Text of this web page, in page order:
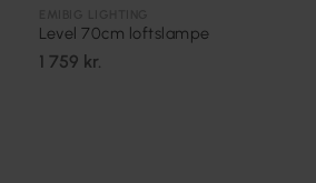
Level 70cm loftslampe
1 759 kr.